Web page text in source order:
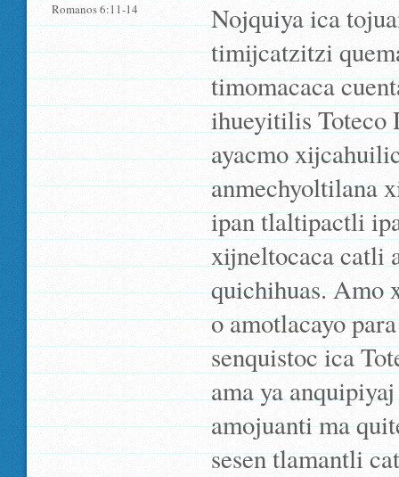
Romanos 6:11-14
Nojquiya ica
timijcatzitzi
timomacaca
ihueyitilis Toteco
ayacmo
anmechyoltilana
ipan tlaltipactli
xijneltocaca catli
quichihuas. Amo
o amotlacayo
senquistoc ica
ama ya
amojuanti ma
sesen tlamantli